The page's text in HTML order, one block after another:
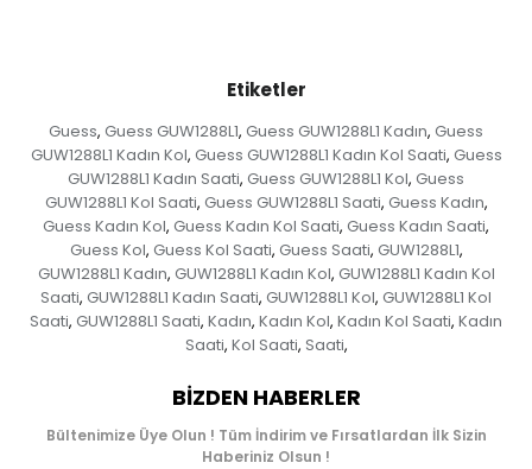
Etiketler
Guess, Guess GUW1288L1, Guess GUW1288L1 Kadın, Guess
GUW1288L1 Kadın Kol, Guess GUW1288L1 Kadın Kol Saati, Guess
GUW1288L1 Kadın Saati, Guess GUW1288L1 Kol, Guess
GUW1288L1 Kol Saati, Guess GUW1288L1 Saati, Guess Kadın,
Guess Kadın Kol, Guess Kadın Kol Saati, Guess Kadın Saati,
Guess Kol, Guess Kol Saati, Guess Saati, GUW1288L1,
GUW1288L1 Kadın, GUW1288L1 Kadın Kol, GUW1288L1 Kadın Kol
Saati, GUW1288L1 Kadın Saati, GUW1288L1 Kol, GUW1288L1 Kol
Saati, GUW1288L1 Saati, Kadın, Kadın Kol, Kadın Kol Saati, Kadın
Saati, Kol Saati, Saati,
BIZDEN HABERLER
Bültenimize Üye Olun ! Tüm İndirim ve Fırsatlardan İlk Sizin
Haberiniz Olsun !